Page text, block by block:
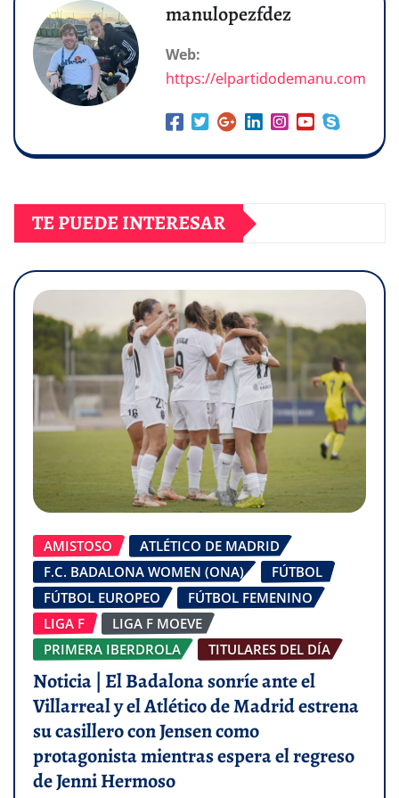
manulopezfdez
Web:
https://elpartidodemanu.com
TE PUEDE INTERESAR
AMISTOSO
ATLÉTICO DE MADRID
F.C. BADALONA WOMEN (ONA)
FÚTBOL
FÚTBOL EUROPEO
FÚTBOL FEMENINO
LIGA F
LIGA F MOEVE
PRIMERA IBERDROLA
TITULARES DEL DÍA
Noticia | El Badalona sonríe ante el
Villarreal y el Atlético de Madrid estrena
su casillero con Jensen como
protagonista mientras espera el regreso
de Jenni Hermoso